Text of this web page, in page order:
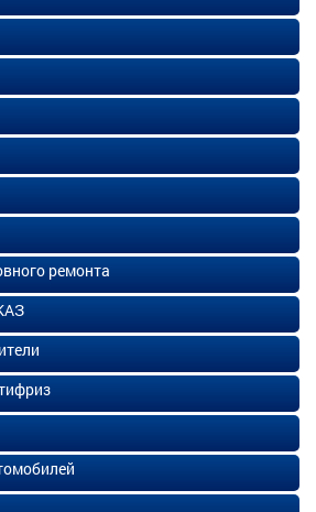
ремонта